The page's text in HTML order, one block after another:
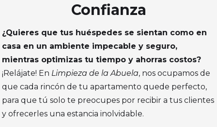
Confianza
¿Quieres que tus huéspedes se sientan como en
casa en un ambiente impecable y seguro,
mientras optimizas tu tiempo y ahorras costos?
¡Relájate! En Limpieza de la Abuela, nos ocupamos de
que cada rincón de tu apartamento quede perfecto,
para que tú solo te preocupes por recibir a tus clientes
y ofrecerles una estancia inolvidable.